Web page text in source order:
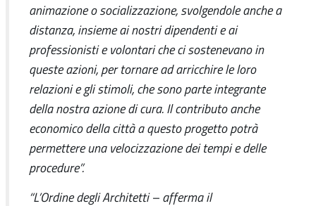
animazione o socializzazione, svolgendole anche a
distanza, insieme ai nostri dipendenti e ai
professionisti e volontari che ci sostenevano in
queste azioni, per tornare ad arricchire le loro
relazioni e gli stimoli, che sono parte integrante
della nostra azione di cura. Il contributo anche
economico della città a questo progetto potrà
permettere una velocizzazione dei tempi e delle
procedure”.
“L’Ordine degli Architetti – afferma il